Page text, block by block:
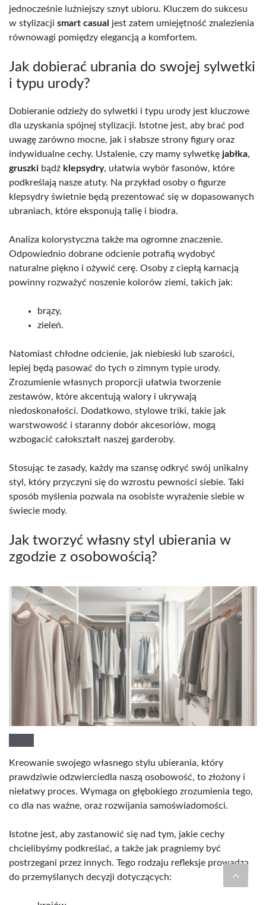
jednocześnie luźniejszy sznyt ubioru. Kluczem do sukcesu
w stylizacji smart casual jest zatem umiejętność znalezienia
równowagi pomiędzy elegancją a komfortem.
Jak dobierać ubrania do swojej sylwetki
i typu urody?
Dobieranie odzieży do sylwetki i typu urody jest kluczowe
dla uzyskania spójnej stylizacji. Istotne jest, aby brać pod
uwagę zarówno mocne, jak i słabsze strony figury oraz
indywidualne cechy. Ustalenie, czy mamy sylwetkę jabłka,
gruszki bądź klepsydry, ułatwia wybór fasonów, które
podkreślają nasze atuty. Na przykład osoby o figurze
klepsydry świetnie będą prezentować się w dopasowanych
ubraniach, które eksponują talię i biodra.
Analiza kolorystyczna także ma ogromne znaczenie.
Odpowiednio dobrane odcienie potrafią wydobyć
naturalne piękno i ożywić cerę. Osoby z ciepłą karnacją
powinny rozważyć noszenie kolorów ziemi, takich jak:
brązy,
zieleń.
Natomiast chłodne odcienie, jak niebieski lub szarości,
lepiej będą pasować do tych o zimnym typie urody.
Zrozumienie własnych proporcji ułatwia tworzenie
zestawów, które akcentują walory i ukrywają
niedoskonałości. Dodatkowo, stylowe triki, takie jak
warstwowość i staranny dobór akcesoriów, mogą
wzbogacić całokształt naszej garderoby.
Stosując te zasady, każdy ma szansę odkryć swój unikalny
styl, który przyczyni się do wzrostu pewności siebie. Taki
sposób myślenia pozwala na osobiste wyrażenie siebie w
świecie mody.
Jak tworzyć własny styl ubierania w
zgodzie z osobowością?
Kreowanie swojego własnego stylu ubierania, który
prawdziwie odzwierciedla naszą osobowość, to złożony i
niełatwy proces. Wymaga on głębokiego zrozumienia tego,
co dla nas ważne, oraz rozwijania samoświadomości.
Istotne jest, aby zastanowić się nad tym, jakie cechy
chcielibyśmy podkreślać, a także jak pragniemy być
postrzegani przez innych. Tego rodzaju refleksje prowadzą
do przemyślanych decyzji dotyczących: